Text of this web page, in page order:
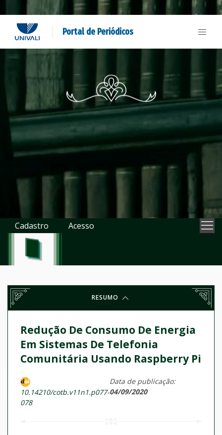
Portal de Periódicos
Cadastro Acesso
RESUMO
Redução De Consumo De Energia
Em Sistemas De Telefonia
Comunitária Usando Raspberry Pi
10.14210/cotb.v11n1.p077-
078
Data de publicação:
04/09/2020